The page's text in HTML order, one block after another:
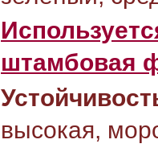
штамбовая
высокая,